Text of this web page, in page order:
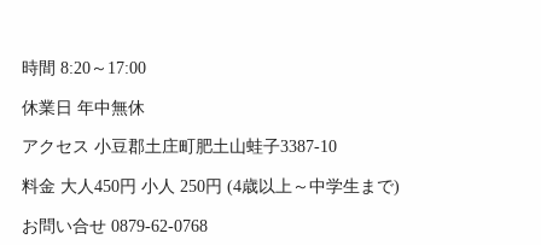
時間 8:20～17:00
休業日 年中無休
アクセス 小豆郡土庄町肥土山蛙子3387-10
料金 大人450円 小人 250円 (4歳以上～中学生まで)
お問い合せ 0879-62-0768